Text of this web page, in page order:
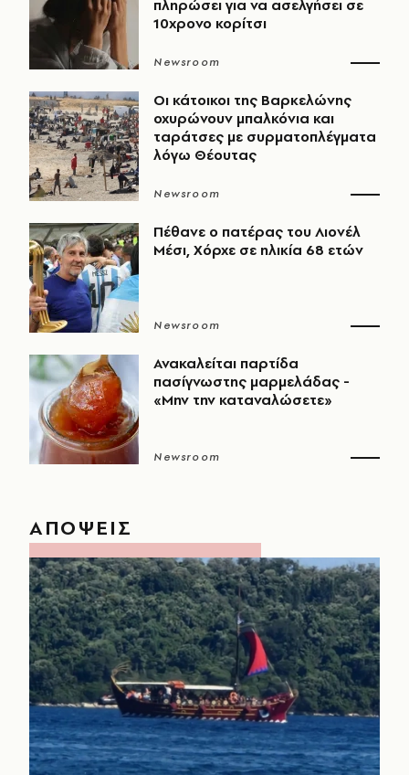
πληρώσει για να ασελγήσει σε
10χρονο κορίτσι
Newsroom
Οι κάτοικοι της Βαρκελώνης
οχυρώνουν μπαλκόνια και
ταράτσες με συρματοπλέγματα
λόγω Θέουτας
Newsroom
Πέθανε ο πατέρας του Λιονέλ
Μέσι, Χόρχε σε ηλικία 68 ετών
Newsroom
Ανακαλείται παρτίδα
πασίγνωστης μαρμελάδας -
«Μην την καταναλώσετε»
Newsroom
ΑΠΟΨΕΙΣ